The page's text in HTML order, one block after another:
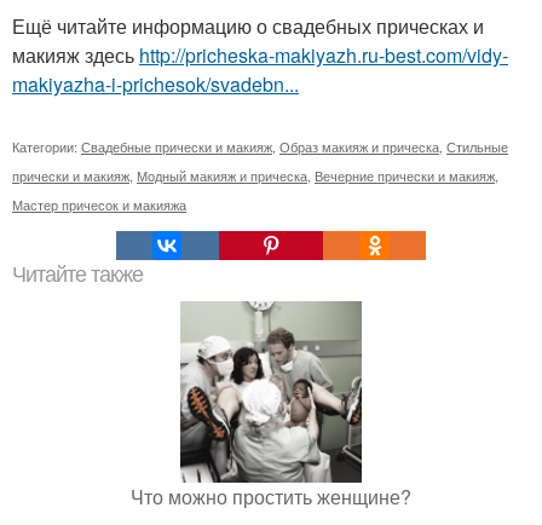
Ещё читайте информацию о свадебных прическах и
макияж здесь http://pricheska-makiyazh.ru-best.com/vidy-
makiyazha-i-prichesok/svadebn...
Категории: Свадебные прически и макияж Образ макияж и прическа Стильные
прически и макияж Модный макияж и прическа Вечерние прически и макияж
Мастер причесок и макияжа
Читайте также
Что можно простить женщине?